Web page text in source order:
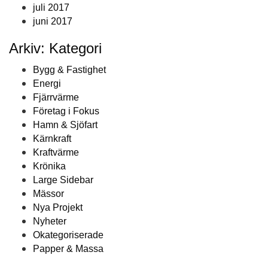
juli 2017
juni 2017
Arkiv: Kategori
Bygg & Fastighet
Energi
Fjärrvärme
Företag i Fokus
Hamn & Sjöfart
Kärnkraft
Kraftvärme
Krönika
Large Sidebar
Mässor
Nya Projekt
Nyheter
Okategoriserade
Papper & Massa